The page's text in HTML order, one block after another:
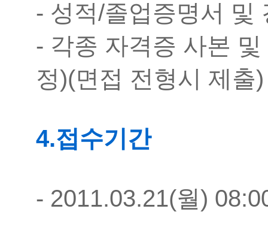
- 성적/졸업증명서 및
- 각종 자격증 사본
정)(면접 전형시 제출)
4.접수기간
- 2011.03.21(월)